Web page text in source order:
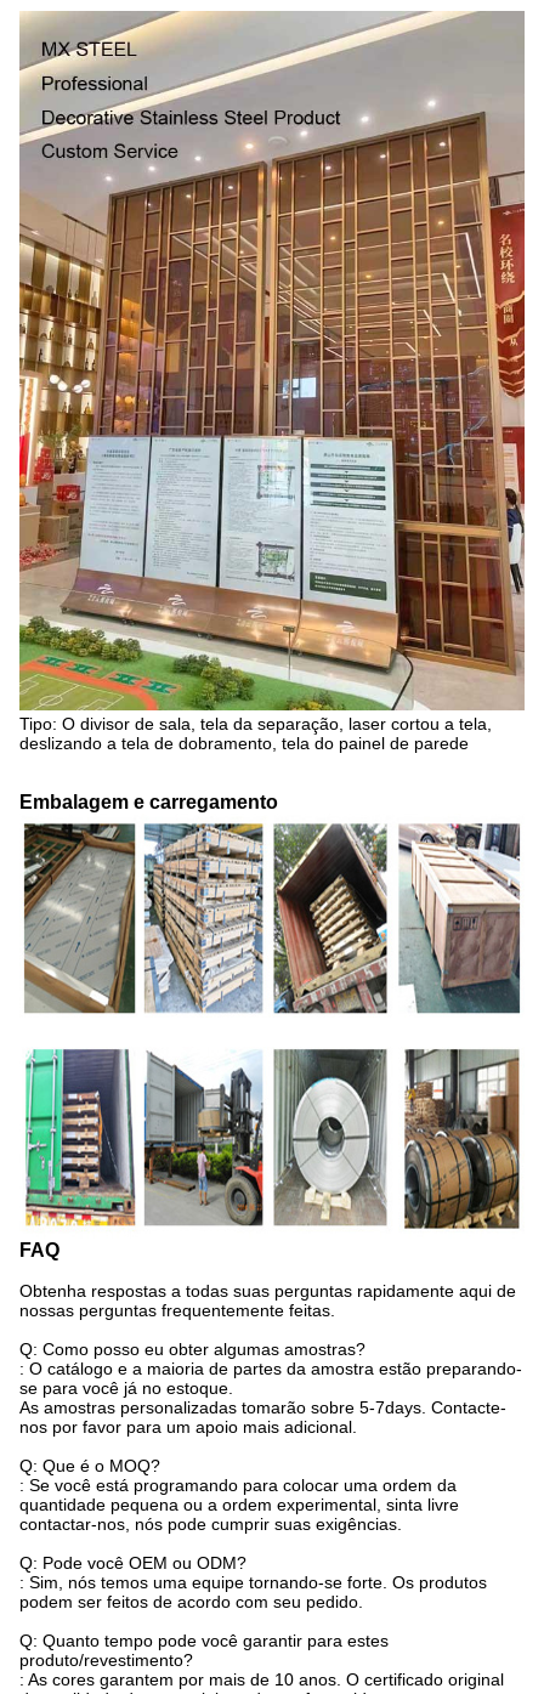
Tipo: O divisor de sala, tela da separação, laser cortou a tela,
deslizando a tela de dobramento, tela do painel de parede
Embalagem e carregamento
FAQ
Obtenha respostas a todas suas perguntas rapidamente aqui de
nossas perguntas frequentemente feitas.
Q: Como posso eu obter algumas amostras?
: O catálogo e a maioria de partes da amostra estão preparando-
se para você já no estoque.
As amostras personalizadas tomarão sobre 5-7days. Contacte-
nos por favor para um apoio mais adicional.
Q: Que é o MOQ?
: Se você está programando para colocar uma ordem da
quantidade pequena ou a ordem experimental, sinta livre
contactar-nos, nós pode cumprir suas exigências.
Q: Pode você OEM ou ODM?
: Sim, nós temos uma equipe tornando-se forte. Os produtos
podem ser feitos de acordo com seu pedido.
Q: Quanto tempo pode você garantir para estes
produto/revestimento?
: As cores garantem por mais de 10 anos. O certificado original